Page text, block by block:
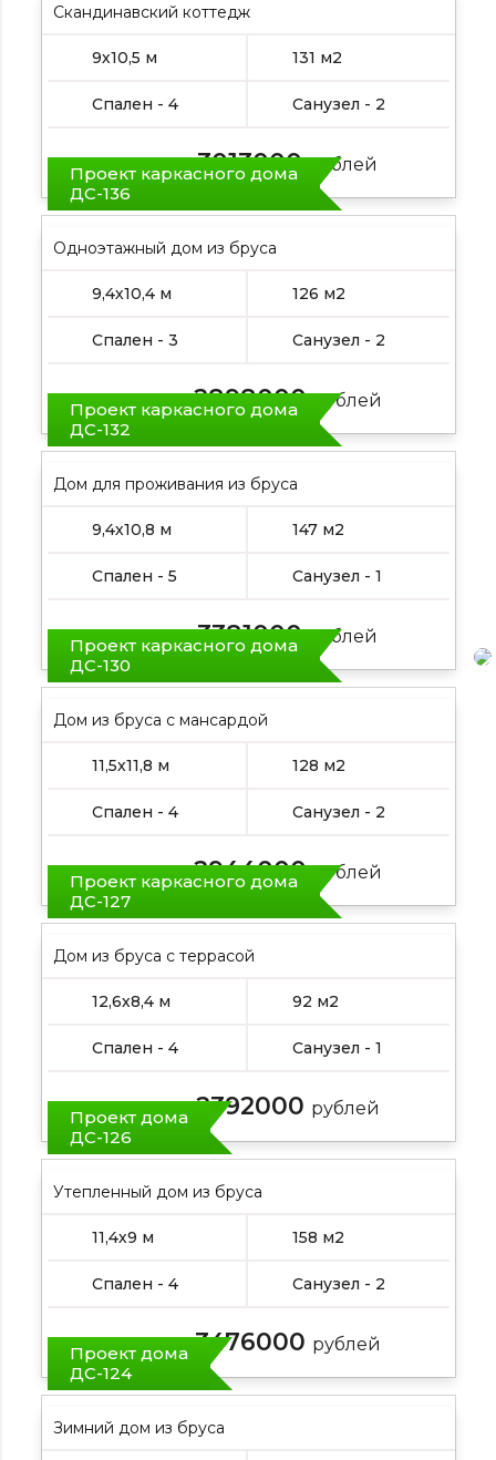
Скандинавский коттедж
9х10,5 м 131 м2
Спален - 4 Санузел - 2
Цена от: 3013000рублей
Проект каркасного дома
ДС-136
Одноэтажный дом из бруса
9,4х10,4 м 126 м2
Спален - 3 Санузел - 2
Цена от: 2898000рублей
Проект каркасного дома
ДС-132
Дом для проживания из бруса
9,4х10,8 м 147 м2
Спален - 5 Санузел - 1
Цена от: 3381000рублей
Проект каркасного дома
ДС-130
Дом из бруса с мансардой
11,5х11,8 м 128 м2
Спален - 4 Санузел - 2
Цена от: 2944000рублей
Проект каркасного дома
ДС-127
Дом из бруса с террасой
12,6х8,4 м 92 м2
Спален - 4 Санузел - 1
Цена от: 2392000 рублей
Проект дома
ДС-126
Утепленный дом из бруса
11,4х9 м 158 м2
Спален - 4 Санузел - 2
Цена от: 3476000 рублей
Проект дома
ДС-124
Зимний дом из бруса